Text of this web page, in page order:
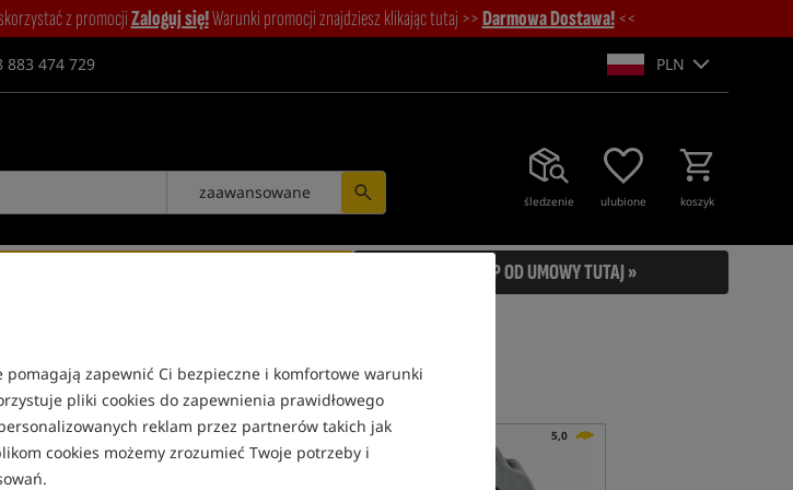
zapewnić Ci bezpieczne i komfortowe warunki
pliki cookies do zapewnienia prawidłowego
reklam przez partnerów takich jak
cookies możemy zrozumieć Twoje potrzeby i
z promocjiZaloguj się!Warunki promocji znajdziesz klikając tutaj >>Darmowa Dostawa! <<
883 474 729 PLN
śledzenie ulubione koszyk
zaawansowane
ODSTĄP OD UMOWY TUTAJ »
REKAWICA
5,0 Bestseller! 5,0 5,0